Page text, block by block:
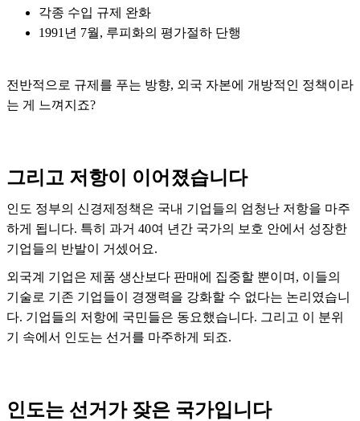
각종 수입 규제 완화
1991년 7월, 루피화의 평가절하 단행
전반적으로 규제를 푸는 방향, 외국 자본에 개방적인 정책이라
는 게 느껴지죠?
그리고 저항이 이어졌습니다
인도 정부의 신경제정책은 국내 기업들의 엄청난 저항을 마주
하게 됩니다. 특히 과거 40여 년간 국가의 보호 안에서 성장한
기업들의 반발이 거셌어요.
외국계 기업은 제품 생산보다 판매에 집중할 뿐이며, 이들의
기술로 기존 기업들이 경쟁력을 강화할 수 없다는 논리였습니
다. 기업들의 저항에 국민들은 동요했습니다. 그리고 이 분위
기 속에서 인도는 선거를 마주하게 되죠.
인도는 선거가 잦은 국가입니다